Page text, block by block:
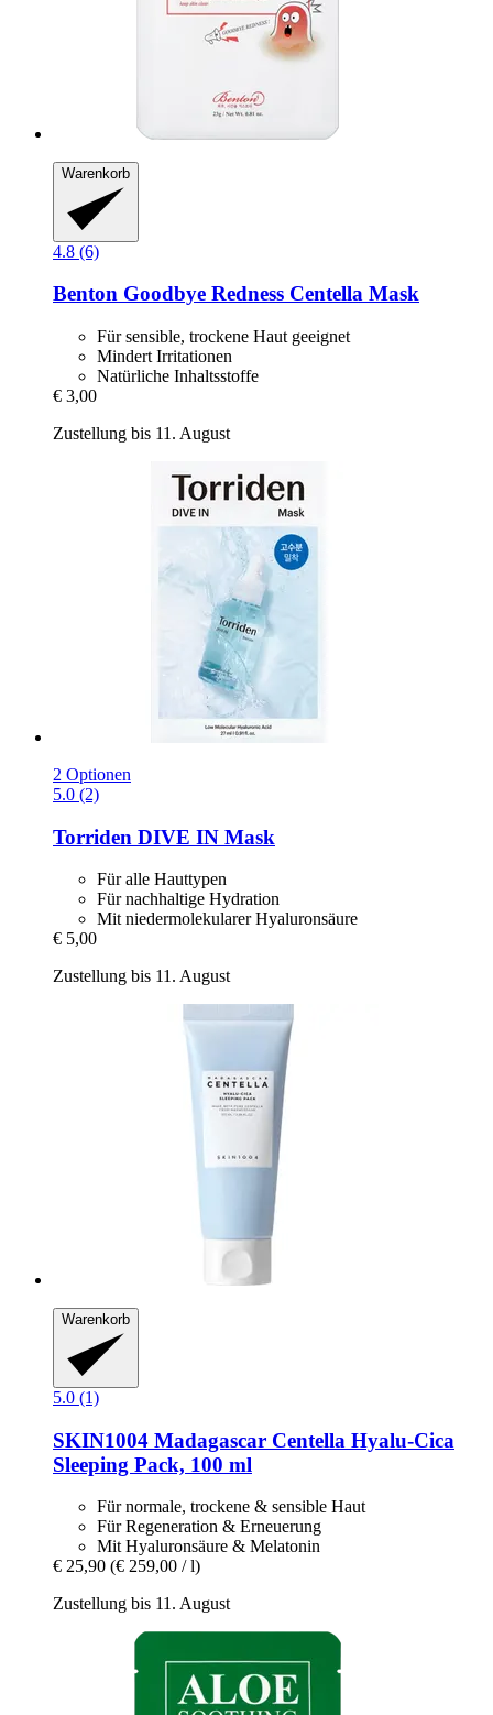
Warenkorb
4.8 (6)
Benton Goodbye Redness Centella Mask
Für sensible, trockene Haut geeignet
Mindert Irritationen
Natürliche Inhaltsstoffe
€ 3,00
Zustellung bis 11. August
2 Optionen
5.0 (2)
Torriden DIVE IN Mask
Für alle Hauttypen
Für nachhaltige Hydration
Mit niedermolekularer Hyaluronsäure
€ 5,00
Zustellung bis 11. August
Warenkorb
5.0 (1)
SKIN1004 Madagascar Centella Hyalu-​Cica
Sleeping Pack, 100 ml
Für normale, trockene & sensible Haut
Für Regeneration & Erneuerung
Mit Hyaluronsäure & Melatonin
€ 25,90 (€ 259,00 / l)
Zustellung bis 11. August